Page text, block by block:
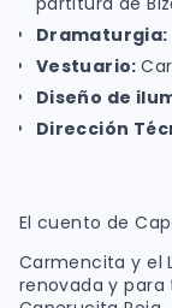
Dramaturgia:
Vestuario:
Diseño de
Dirección
El cuento de
Carmencita y el
renovada y